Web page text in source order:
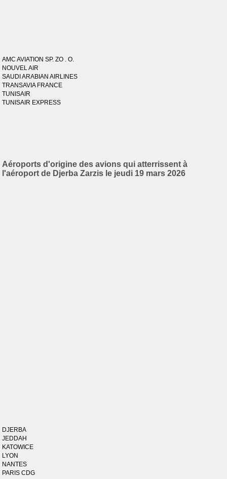
AMC AVIATION SP. ZO . O.
NOUVEL AIR
SAUDI ARABIAN AIRLINES
TRANSAVIA FRANCE
TUNISAIR
TUNISAIR EXPRESS
Aéroports d'origine des avions qui atterrissent à
l'aéroport de Djerba Zarzis le jeudi 19 mars 2026
DJERBA
JEDDAH
KATOWICE
LYON
NANTES
PARIS CDG